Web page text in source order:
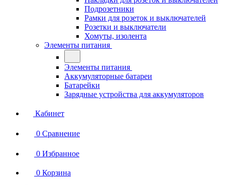
Подрозетники
Рамки для розеток и выключателей
Розетки и выключатели
Хомуты, изолента
Элементы питания
Элементы питания
Аккумуляторные батареи
Батарейки
Зарядные устройства для аккумуляторов
Кабинет
0 Сравнение
0 Избранное
0 Корзина